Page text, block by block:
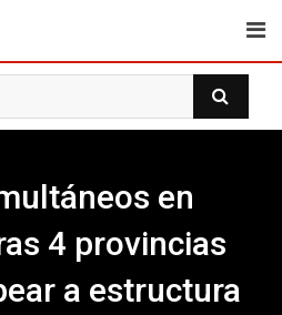
en
4 provincias
a estructura